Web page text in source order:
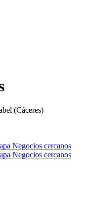
(Cáceres)
Negocios cercanos
Negocios cercanos